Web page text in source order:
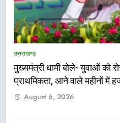
उत्तराखण्ड
मुख्यमंत्री धामी बोले- युवाओं को
प्राथमिकता, आने वाले महीनों में
August 6, 2026
5
एमडीडीए
को मिली
नियोजित